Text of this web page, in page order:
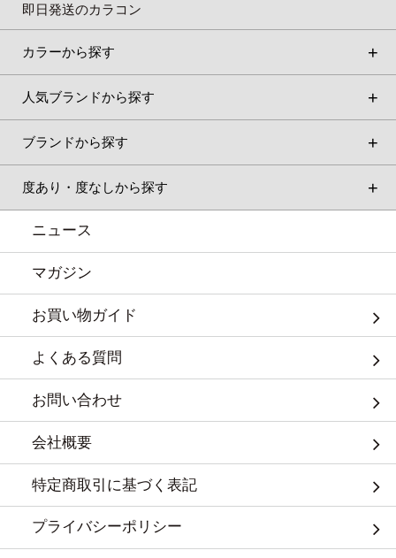
即日発送のカラコン
カラーから探す
人気ブランドから探す
ブランドから探す
度あり・度なしから探す
ニュース
マガジン
お買い物ガイド
よくある質問
お問い合わせ
会社概要
特定商取引に基づく表記
プライバシーポリシー